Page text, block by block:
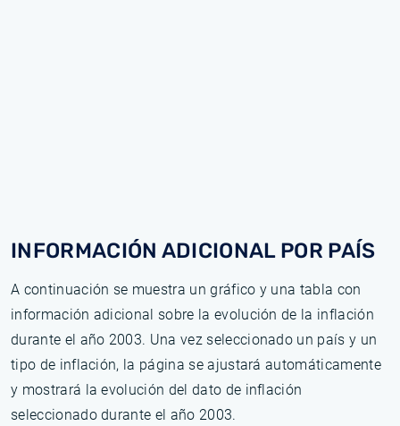
INFORMACIÓN ADICIONAL POR PAÍS
A continuación se muestra un gráfico y una tabla con
información adicional sobre la evolución de la inflación
durante el año 2003. Una vez seleccionado un país y un
tipo de inflación, la página se ajustará automáticamente
y mostrará la evolución del dato de inflación
seleccionado durante el año 2003.